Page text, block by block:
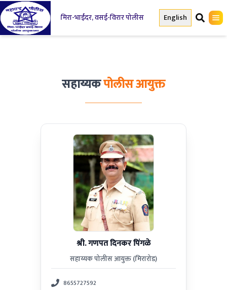
मिरा-भाईंदर, वसई-विरार पोलीस English
सहाय्यकपोलीस आयुक्त
श्री. गणपत दिनकर पिंगळे
सहाय्यक पोलीस आयुक्त (मिरारोड)
8655727592